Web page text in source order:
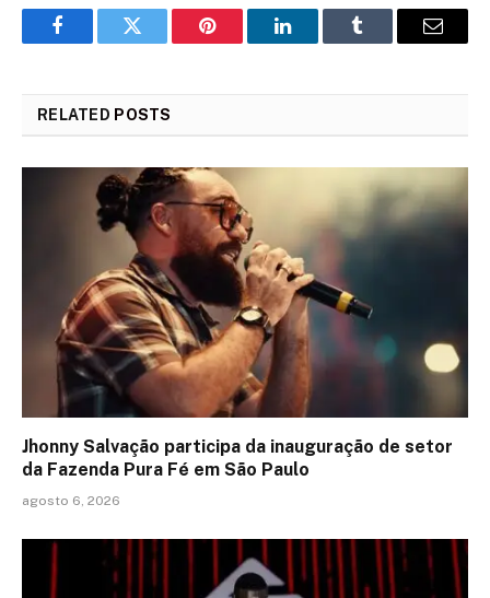
FacebookTwitter Pinterest LinkedInTumblr Email
RELATED POSTS
Jhonny Salvação participa da inauguração de setor
da Fazenda Pura Fé em São Paulo
agosto 6, 2026